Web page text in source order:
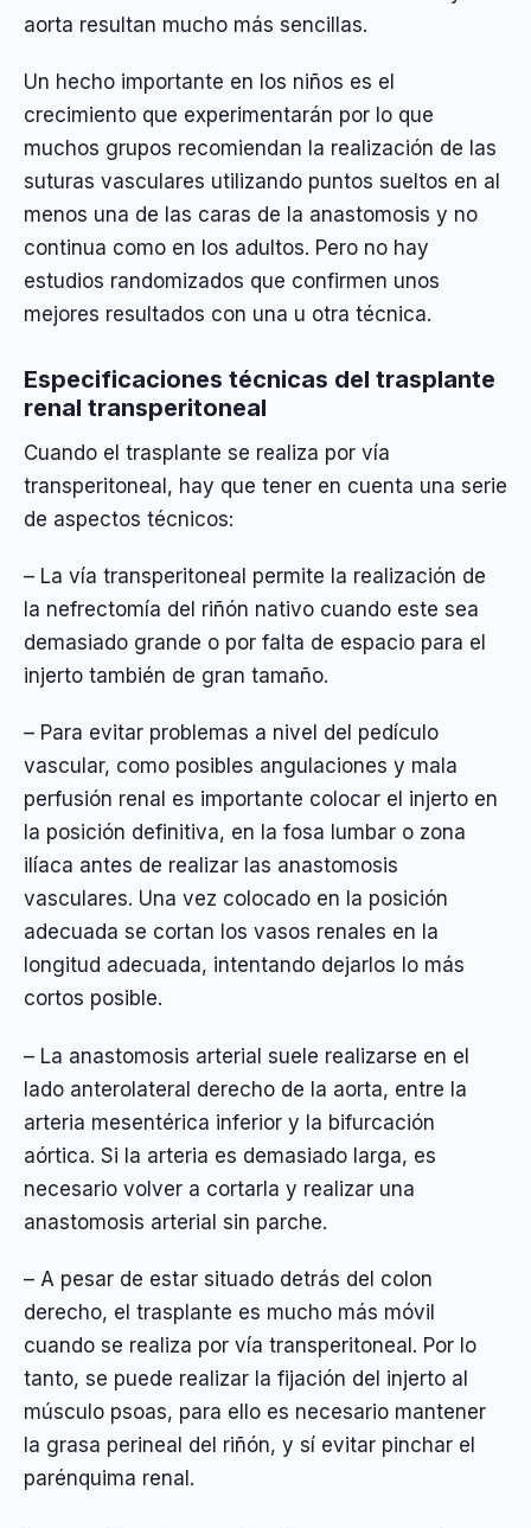
aorta resultan mucho más sencillas.
Un hecho importante en los niños es el
crecimiento que experimentarán por lo que
muchos grupos recomiendan la realización de las
suturas vasculares utilizando puntos sueltos en al
menos una de las caras de la anastomosis y no
continua como en los adultos. Pero no hay
estudios randomizados que confirmen unos
mejores resultados con una u otra técnica.
Especificaciones técnicas del trasplante
renal transperitoneal
Cuando el trasplante se realiza por vía
transperitoneal, hay que tener en cuenta una serie
de aspectos técnicos:
– La vía transperitoneal permite la realización de
la nefrectomía del riñón nativo cuando este sea
demasiado grande o por falta de espacio para el
injerto también de gran tamaño.
– Para evitar problemas a nivel del pedículo
vascular, como posibles angulaciones y mala
perfusión renal es importante colocar el injerto en
la posición definitiva, en la fosa lumbar o zona
ilíaca antes de realizar las anastomosis
vasculares. Una vez colocado en la posición
adecuada se cortan los vasos renales en la
longitud adecuada, intentando dejarlos lo más
cortos posible.
– La anastomosis arterial suele realizarse en el
lado anterolateral derecho de la aorta, entre la
arteria mesentérica inferior y la bifurcación
aórtica. Si la arteria es demasiado larga, es
necesario volver a cortarla y realizar una
anastomosis arterial sin parche.
– A pesar de estar situado detrás del colon
derecho, el trasplante es mucho más móvil
cuando se realiza por vía transperitoneal. Por lo
tanto, se puede realizar la fijación del injerto al
músculo psoas, para ello es necesario mantener
la grasa perineal del riñón, y sí evitar pinchar el
parénquima renal.